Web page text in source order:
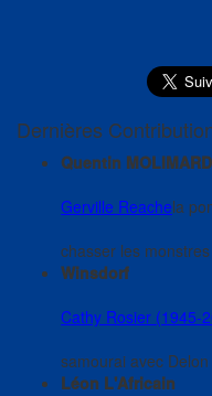
Dernières
Quentin MOLIMARD
Gerville Reachela
chasser les
Winsdorf
Cathy Rosier (1945-
samourai avec Delon
Léon L'Africain